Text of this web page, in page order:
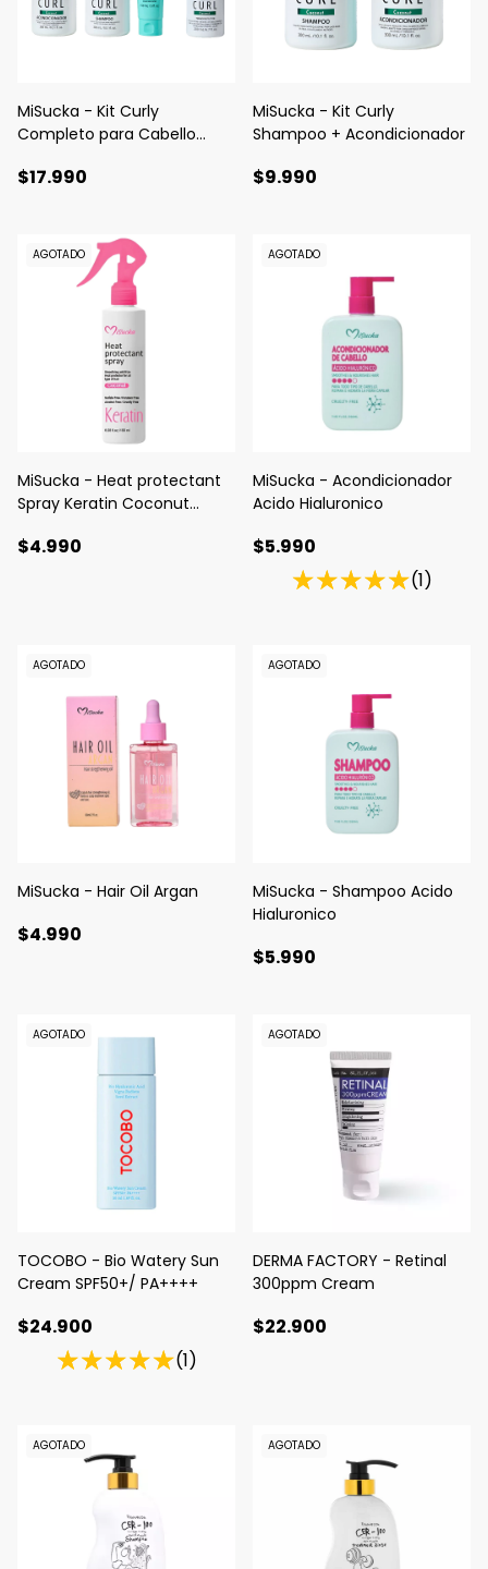
MiSucka - Kit Curly
Completo para Cabello
$17.990
MiSucka - Kit Curly
Shampoo + Acondicionador
$9.990
AGOTADO
MiSucka - Heat protectant
Spray Keratin Coconut
$4.990
AGOTADO
MiSucka - Acondicionador
Acido Hialuronico
$5.990
(1)
AGOTADO
MiSucka - Hair Oil Argan
$4.990
AGOTADO
MiSucka - Shampoo Acido
Hialuronico
$5.990
AGOTADO
TOCOBO - Bio Watery Sun
Cream SPF50+/ PA++++
$24.900
(1)
AGOTADO
DERMA FACTORY - Retinal
300ppm Cream
$22.900
AGOTADO AGOTADO